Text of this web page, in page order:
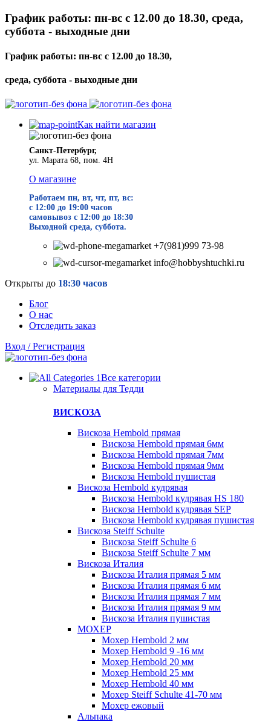
График работы: пн-вс с 12.00 до 18.30, среда,
суббота - выходные дни
График работы: пн-вс с 12.00 до 18.30,
среда, суббота - выходные дни
Как найти магазин
Санкт-Петербург,
ул. Марата 68, пом. 4Н
О магазине
Работаем пн, вт, чт, пт, вс:
с 12:00 до 19:00 часов
самовывоз с 12:00 до 18:30
Выходной среда, суббота.
+7(981)999 73-98
info@hobbyshtuchki.ru
Открыты до 18:30 часов
Блог
О нас
Отследить заказ
Вход / Регистрация
Все категории
Материалы для Тедди
ВИСКОЗА
Вискоза Hembold прямая
Вискоза Hembold прямая 6мм
Вискоза Hembold прямая 7мм
Вискоза Hembold прямая 9мм
Вискоза Hembold пушистая
Вискоза Hembold кудрявая
Вискоза Hembold кудрявая HS 180
Вискоза Hembold кудрявая SEP
Вискоза Hembold кудрявая пушистая
Вискоза Steiff Schulte
Вискоза Steiff Schulte 6
Вискоза Steiff Schulte 7 мм
Вискоза Италия
Вискоза Италия прямая 5 мм
Вискоза Италия прямая 6 мм
Вискоза Италия прямая 7 мм
Вискоза Италия прямая 9 мм
Вискоза Италия пушистая
МОХЕР
Мохер Hembold 2 мм
Мохер Hembold 9 -16 мм
Мохер Hembold 20 мм
Мохер Hembold 25 мм
Мохер Hembold 40 мм
Мохер Steiff Schulte 41-70 мм
Мохер ежовый
Альпака